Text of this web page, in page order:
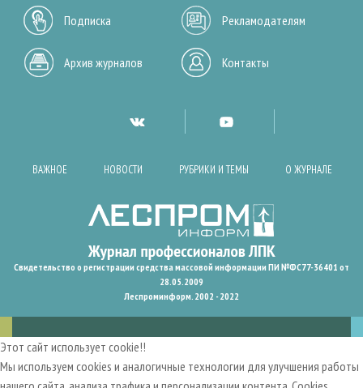
Подписка Рекламодателям
Архив журналов Контакты
ВАЖНОЕ НОВОСТИ РУБРИКИ И ТЕМЫ О ЖУРНАЛЕ
Свидетельство о регистрации средства массовой информации ПИ №ФС77-36401 от
28.05.2009
Леспроминформ. 2002 - 2022
Этот сайт использует cookie!!
Мы используем cookies и аналогичные технологии для улучшения работы